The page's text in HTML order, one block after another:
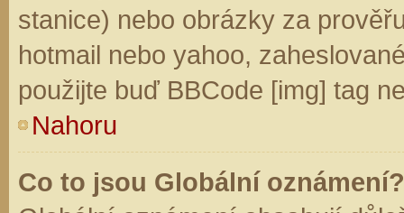
stanice) nebo obrázky za
hotmail nebo yahoo,
použijte buď BBCode [img] tag
Nahoru
Co to jsou Globální oznámení?